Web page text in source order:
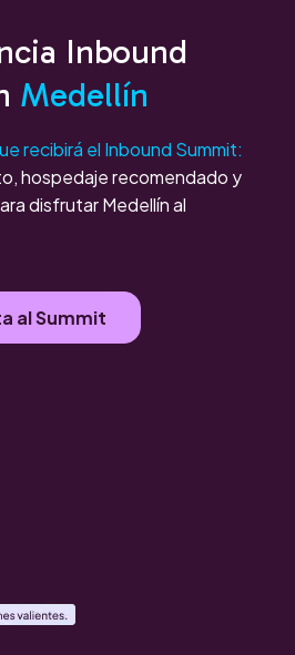
Inbound
Medellín
recibirá el Inbound Summit:
hospedaje recomendado y
disfrutar Medellín al
al Summit